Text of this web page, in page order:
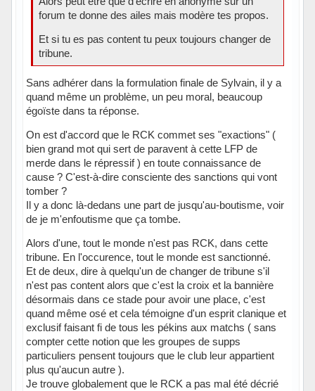
forum te donne des ailes mais modère tes propos.
Et si tu es pas content tu peux toujours changer de
tribune.
Sans adhérer dans la formulation finale de Sylvain, il y a
quand même un problème, un peu moral, beaucoup
égoïste dans ta réponse.
On est d'accord que le RCK commet ses "exactions" (
bien grand mot qui sert de paravent à cette LFP de
merde dans le répressif ) en toute connaissance de
cause ? C'est-à-dire consciente des sanctions qui vont
tomber ?
Il y a donc là-dedans une part de jusqu'au-boutisme, voir
de je m'enfoutisme que ça tombe.
Alors d'une, tout le monde n'est pas RCK, dans cette
tribune. En l'occurence, tout le monde est sanctionné.
Et de deux, dire à quelqu'un de changer de tribune s'il
n'est pas content alors que c'est la croix et la bannière
désormais dans ce stade pour avoir une place, c'est
quand même osé et cela témoigne d'un esprit clanique et
exclusif faisant fi de tous les pékins aux matchs ( sans
compter cette notion que les groupes de supps
particuliers pensent toujours que le club leur appartient
plus qu'aucun autre ).
Je trouve globalement que le RCK a pas mal été décrié